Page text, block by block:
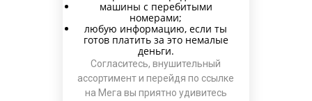
машины с перебитыми
номерами;
любую информацию, если ты
готов платить за это немалые
деньги.
Согласитесь, внушительный
ассортимент и перейдя по ссылке
на Мега вы приятно удивитесь